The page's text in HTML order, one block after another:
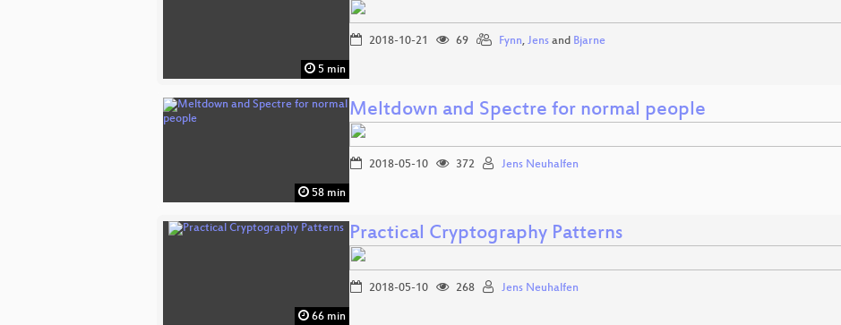
5 min
2018-10-21 69 Fynn, Jens and Bjarne
58 min
Meltdown and Spectre for normal people
2018-05-10 372 Jens Neuhalfen
66 min
Practical Cryptography Patterns
2018-05-10 268 Jens Neuhalfen